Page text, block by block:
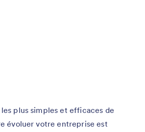
plus simples et efficaces de
évoluer votre entreprise est